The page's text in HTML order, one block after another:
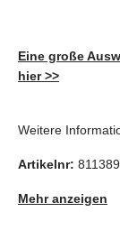
Eine große
hier >>
Weitere
Artikelnr: 811389
Mehr anzeigen